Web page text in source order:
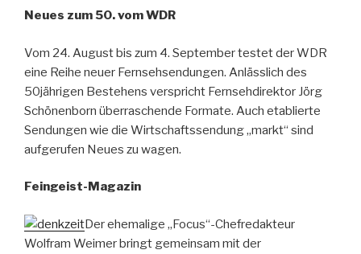
Neues zum 50. vom WDR
Vom 24. August bis zum 4. September testet der WDR
eine Reihe neuer Fernsehsendungen. Anlässlich des
50jährigen Bestehens verspricht Fernsehdirektor Jörg
Schönenborn überraschende Formate. Auch etablierte
Sendungen wie die Wirtschaftssendung „markt“ sind
aufgerufen Neues zu wagen.
Feingeist-Magazin
Der ehemalige „Focus“-Chefredakteur
Wolfram Weimer bringt gemeinsam mit der